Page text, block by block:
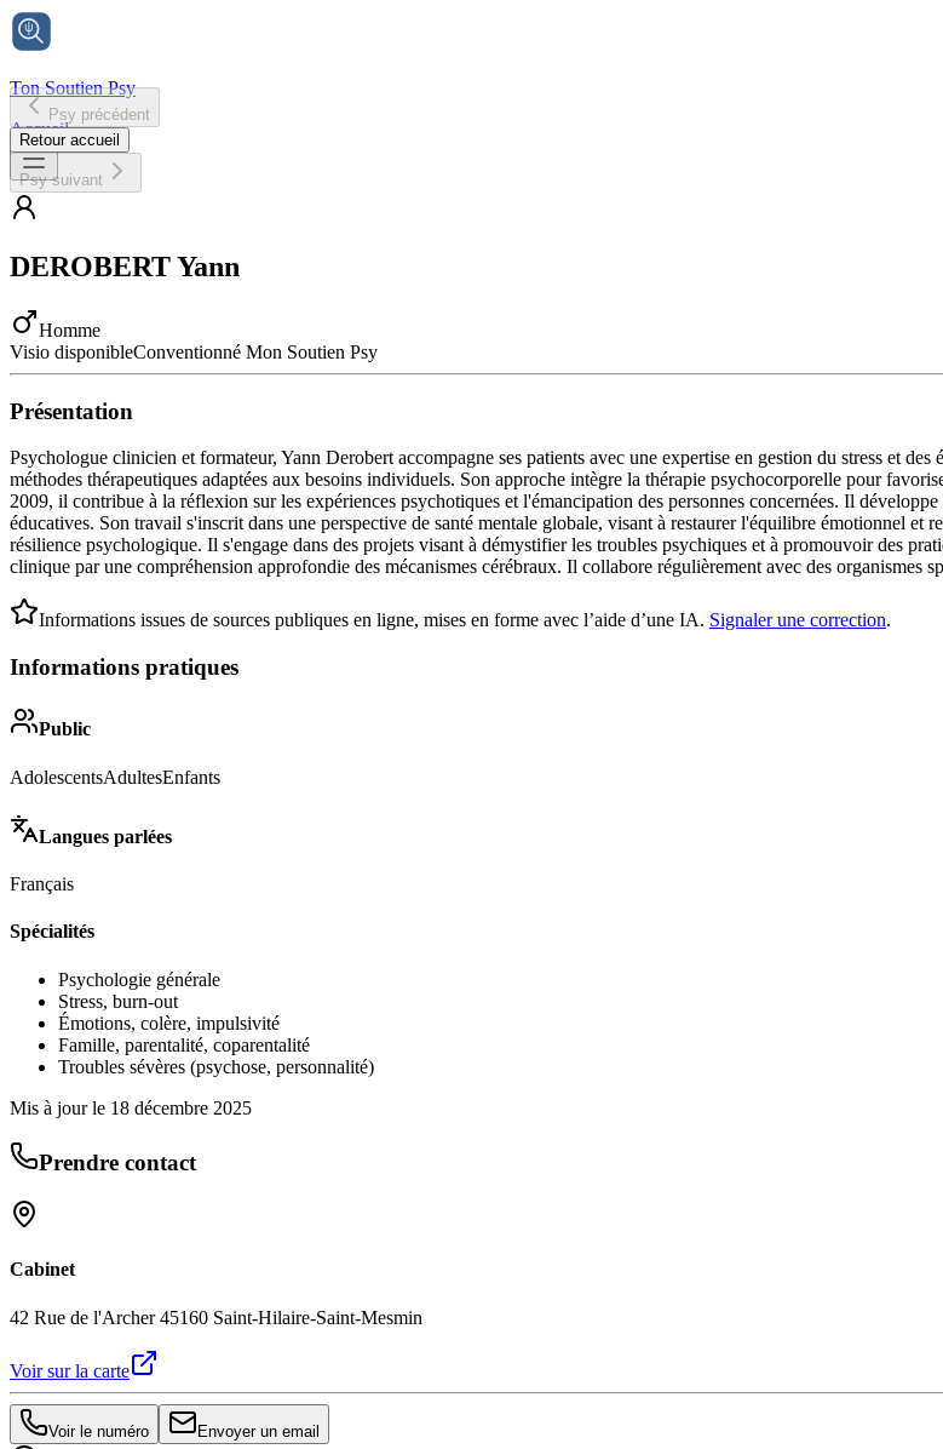
Ton Soutien Psy
Accueil
Psy précédent
Retour accueil
Psy suivant
DEROBERTYann
Homme
Visio disponibleConventionné Mon Soutien Psy
Présentation
Psychologue clinicien et formateur, Yann Derobert accompagne ses patients avec une expertise en gestion du stress et
méthodes thérapeutiques adaptées aux besoins individuels. Son approche intègre la thérapie psychocorporelle pour
2009, il contribue à la réflexion sur les expériences psychotiques et l'émancipation des personnes concernées. Il
éducatives. Son travail s'inscrit dans une perspective de santé mentale globale, visant à restaurer l'équilibre émotionnel et
résilience psychologique. Il s'engage dans des projets visant à démystifier les troubles psychiques et à promouvoir des
clinique par une compréhension approfondie des mécanismes cérébraux. Il collabore régulièrement avec des
Informations issues de sources publiques en ligne, mises en forme avec l’aide d’une IA. Signaler une correction.
Informations pratiques
Public
AdolescentsAdultesEnfants
Langues parlées
Français
Spécialités
Psychologie générale
Stress, burn-out
Émotions, colère, impulsivité
Famille, parentalité, coparentalité
Troubles sévères (psychose, personnalité)
Mis à jour le 18 décembre 2025
Prendre contact
Cabinet
42 Rue de l'Archer 45160 Saint-Hilaire-Saint-Mesmin
Voir sur la carte
Voir le numéro Envoyer un email